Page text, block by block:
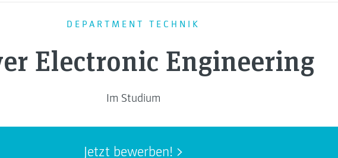
DEPARTMENT TECHNIK
Electronic Engineering
Im Studium
Jetzt bewerben!